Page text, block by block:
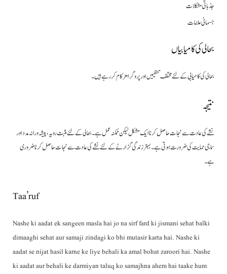
جذباتی مشکلات
جسمانی علامات
بحالی کی کامیابیاں
بحالی کی کامیابی کے لئے مختلف تنظیمیں اور پروگرامز کام کر رہے ہیں۔
نتیجہ
نشے کی عادت سے نجات حاصل کرنا ایک مشکل لیکن ممکنہ عمل ہے۔ بحالی کے لئے مثبت رویہ، پیشہ ورانہ مدد اور
سماجی حمایت کی ضرورت ہوتی ہے۔ بہتر زندگی گزارنے کے لئے نشے کی عادت سے نجات حاصل کرنا ضروری
ہے۔
Taa’ruf
Nashe ki aadat ek sangeen masla hai jo na sirf fard ki jismani sehat balki
dimaaghi sehat aur samaji zindagi ko bhi mutasir karta hai. Nashe ki
aadat se nijat hasil karne ke liye behali ka amal bohat zaroori hai. Nashe
ki aadat aur behali ke darmiyan taluq ko samajhna ahem hai taake hum